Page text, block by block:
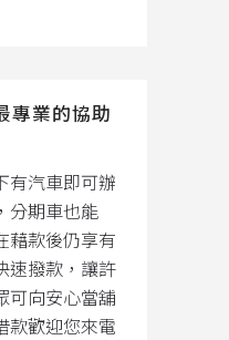
專業的協助
有汽車即可辦
分期車也能
藉款後仍享有
速撥款，讓許
可向安心當舖
款歡迎您來電